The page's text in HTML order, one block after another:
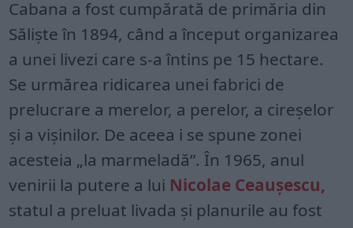
Cabana a fost cumpărată de primăria din
Sălişte în 1894, când a început organizarea
a unei livezi care s-a întins pe 15 hectare.
Se urmărea ridicarea unei fabrici de
prelucrare a merelor, a perelor, a cireşelor
şi a vişinilor. De aceea i se spune zonei
acesteia „la marmeladă”. În 1965, anul
venirii la putere a lui Nicolae Ceauşescu,
statul a preluat livada şi planurile au fost